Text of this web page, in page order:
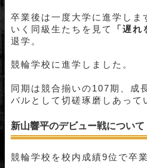
卒業後は一度大学に進学しま
いく同級生たちを見て
「遅れ
退学。
競輪学校に進学しました。
同期は競合揃いの107期、成
バルとして切磋琢磨しあって
新山響平のデビュー戦について
競輪学校を校内成績9位で卒